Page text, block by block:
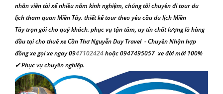
nhân viên tài xế nhiều năm kinh nghiệm, chúng tôi chuyên đitour du
lịch tham quan Miền Tây. thiết kế tour theo yêu cầudu lịch Miền
Tâytrọn gói cho quý khách. phục vụ tận tâm, uy tín chất lượng là hàng
đầu tạicho thuê xe Cần ThơNguyễn Duy Travel - Chuyên Nhận hợp
đồng xe gọi xe ngay0947102424hoặc 0947495057 xe đời mới 100%
✔ Phục vụ chuyên nghiệp.